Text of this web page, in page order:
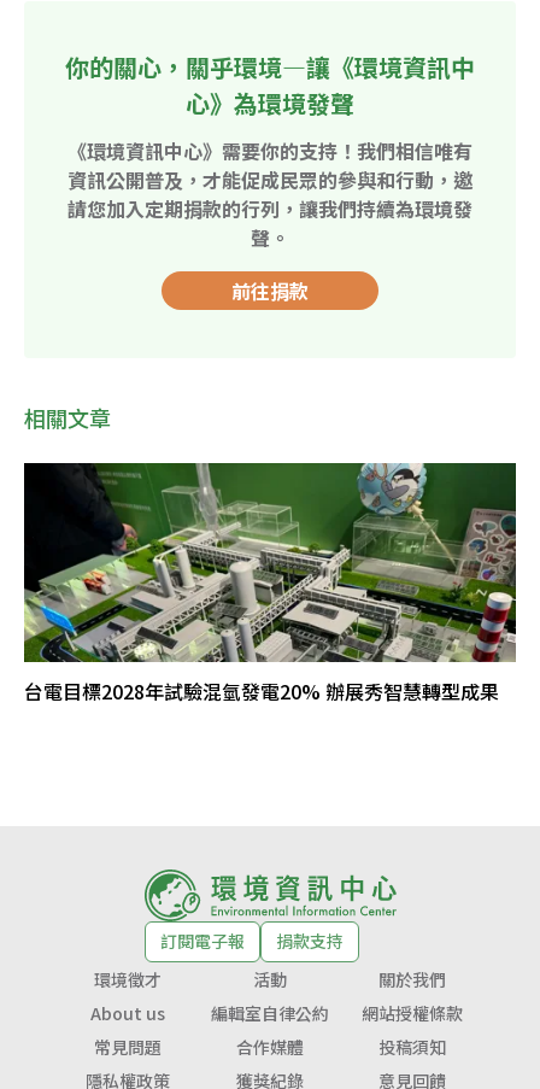
你的關心，關乎環境—讓《環境資訊中
心》為環境發聲
《環境資訊中心》需要你的支持！我們相信唯有
資訊公開普及，才能促成民眾的參與和行動，邀
請您加入定期捐款的行列，讓我們持續為環境發
聲。
前往捐款
相關文章
台電目標2028年試驗混氫發電20% 辦展秀智慧轉型成果
訂閱電子報
捐款支持
環境徵才
活動
關於我們
About us
編輯室自律公約
網站授權條款
常見問題
合作媒體
投稿須知
隱私權政策
獲獎紀錄 意見回饋